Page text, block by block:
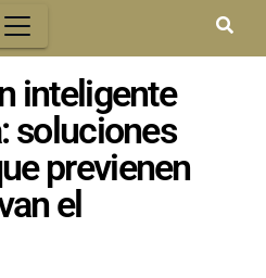
inteligente
soluciones
previenen
el